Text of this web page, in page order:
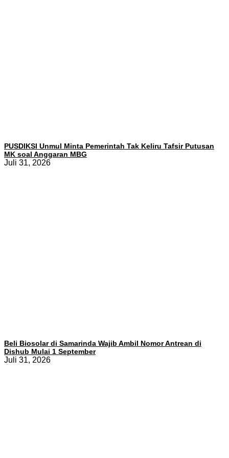
PUSDIKSI Unmul Minta Pemerintah Tak Keliru Tafsir Putusan
MK soal Anggaran MBG
Juli 31, 2026
Beli Biosolar di Samarinda Wajib Ambil Nomor Antrean di
Dishub Mulai 1 September
Juli 31, 2026